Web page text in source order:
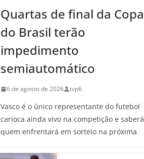
Quartas de final da Copa
do Brasil terão
impedimento
semiautomático
6 de agosto de 2026 tvp6
Vasco é o único representante do futebol
carioca ainda vivo na competição e saberá
quem enfrentará em sorteio na próxima